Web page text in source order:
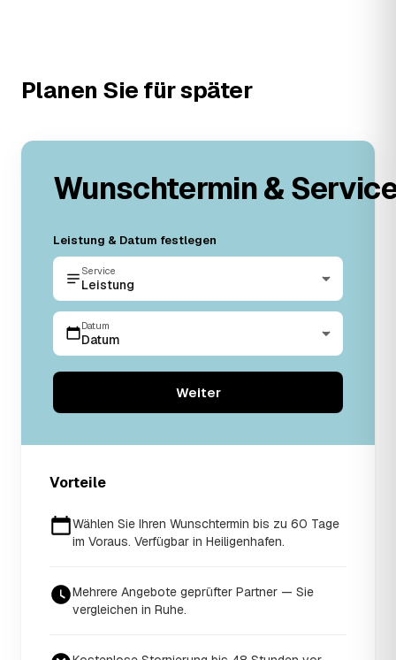
Planen Sie für später
Wunschtermin &
Leistung & Datum festlegen
Service
Leistung
Datum
Datum
Weiter
Vorteile
Wählen Sie Ihren Wunschtermin bis zu 60 Tage
im Voraus. Verfügbar in Heiligenhafen.
Mehrere Angebote geprüfter Partner — Sie
vergleichen in Ruhe.